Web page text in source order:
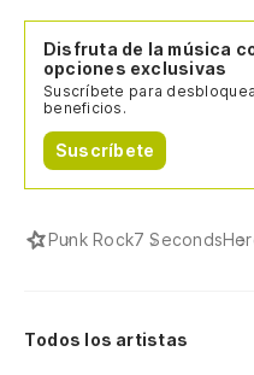
Disfruta de la música
opciones exclusivas
Suscríbete para
beneficios.
Suscríbete
Punk Rock7 Seconds
Todos los artistas